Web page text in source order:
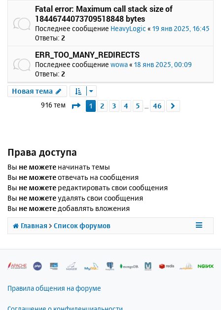
Fatal error: Maximum call stack size of
18446744073709518848 bytes
Последнее сообщение HeavyLogic « 19 янв 2025, 16:45
Ответы: 2
ERR_TOO_MANY_REDIRECTS
Последнее сообщение wowa « 18 янв 2025, 00:09
Ответы: 2
Новая тема
916 тем Страница1 из 46
1 2 3 4 5 46
Права доступа
Вы не можете начинать темы
Вы не можетеотвечать на сообщения
Вы не можете редактировать свои сообщения
Вы не можетеудалять свои сообщения
Вы не можетедобавлять вложения
Главная Список форумов
Правила общения на форуме